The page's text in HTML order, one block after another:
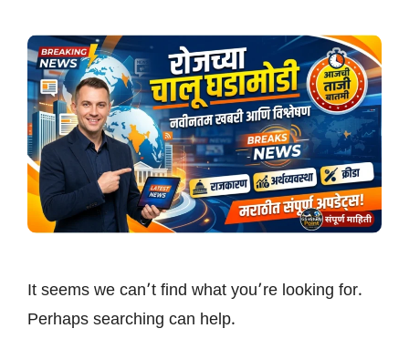
It seems we can’t find what you’re looking for.
Perhaps searching can help.